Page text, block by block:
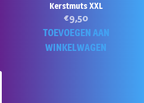
heeft
Kerstmuts XXL
€9,50
TOEVOEGEN AAN
WINKELWAGEN